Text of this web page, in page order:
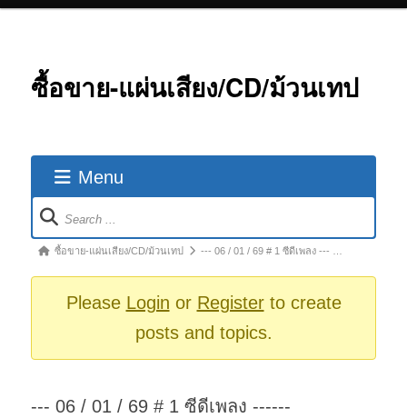
ซื้อขาย-แผ่นเสียง/CD/ม้วนเทป
Menu
Forum
Navigation
Forumซื้อขาย-แผ่นเสียง/CD/ม้วนเทป --- 06 / 01 / 69 # 1 ซีดีเพลง --- …
Please Login or Registerto create
posts and topics.
--- 06 / 01 / 69 # 1 ซีดีเพลง ------